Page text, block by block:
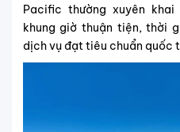
Pacific thường xuyên
khung giờ thuận tiện, thời
dịch vụ đạt tiêu chuẩn quốc